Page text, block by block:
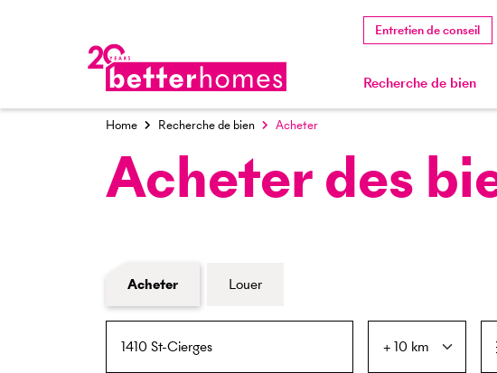
Entretien de conseil
Recherche de bien
Home Recherche de bien Acheter
Acheter des
Formulaire de recherche de biens
Acheter
Louer